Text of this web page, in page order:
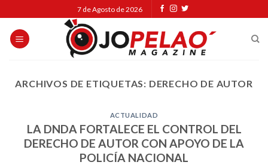
to
content
7 de Agosto de 2026
ARCHIVOS DE ETIQUETAS: DERECHO DE AUTOR
ACTUALIDAD
LA DNDA FORTALECE EL CONTROL DEL
DERECHO DE AUTOR CON APOYO DE LA
POLICÍA NACIONAL